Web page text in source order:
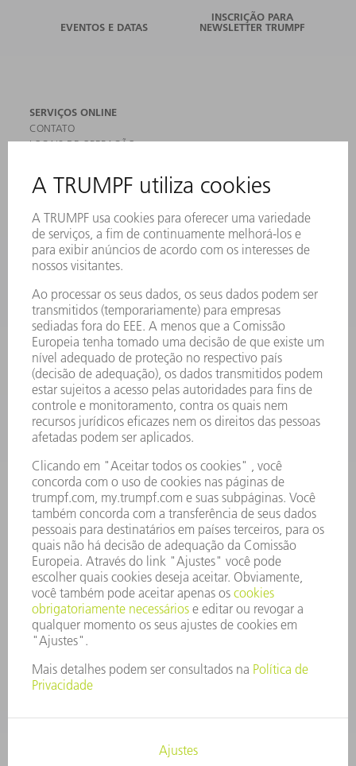
EVENTOS E DATAS
INSCRIÇÃO PARA
NEWSLETTER TRUMPF
SERVIÇOS ONLINE
CONTATO
LOCAIS DE OPERAÇÃO
ASSINATURA DA NEWSLETTER
FICHAS DE DADOS DE SEGURANÇA
MÁQUINAS & SISTEMAS
LASER
ELETRÔNICA DE POTÊNCIA
FERRAMENTAS ELÉTRICAS
SMART FACTORY
SOFTWARE
SERVIÇOS
APLICAÇÕES
SETORES
EMPRESA
CARREIRA
OFERTAS DE EMPREGO
PERFIL DA EMPRESA
CONSELHO DE ADMINISTRAÇÃO
RELATÓRIO FINANCEIRO ANUAL
PRINCÍPIOS EMPRESARIAIS
COMPLIANCE
SISTEMA DE DENÚNCIAS
SEGURANÇA
COMUNICADOS À IMPRENSA
REVISTAS
SUSTENTABILIDADE
MEIO AMBIENTE E CLIMA
SOCIAL E CORPORATIVO
ADMINISTRAÇÃO EMPRESARIAL
COPYRIGHT E MARCA REGISTRADA